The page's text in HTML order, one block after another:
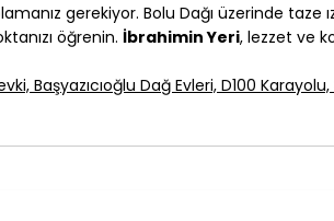
gerekiyor. Bolu Dağı üzerinde taze
öğrenin. İbrahimin Yeri, lezzet ve
Başyazıcıoğlu Dağ Evleri, D100 Karayolu,